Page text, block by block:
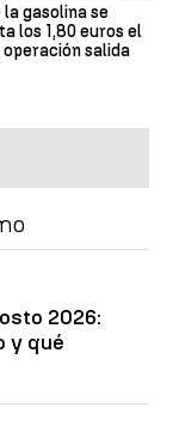
la gasolina se
los 1,80 euros el
salida
2026:
y qué